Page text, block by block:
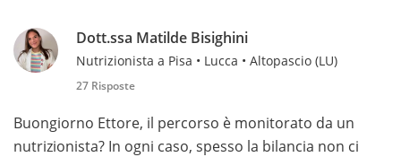
Dott.ssa Matilde Bisighini
Nutrizionista a Pisa • Lucca • Altopascio (LU)
27 Risposte
Buongiorno Ettore, il percorso è monitorato da un
nutrizionista? In ogni caso, spesso la bilancia non ci